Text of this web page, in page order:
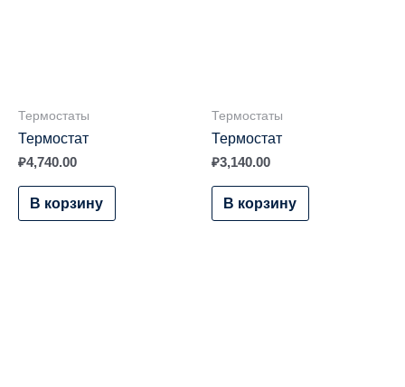
Термостаты
Термостат
₽4,740.00
В корзину
Термостаты
Термостат
₽3,140.00
В корзину